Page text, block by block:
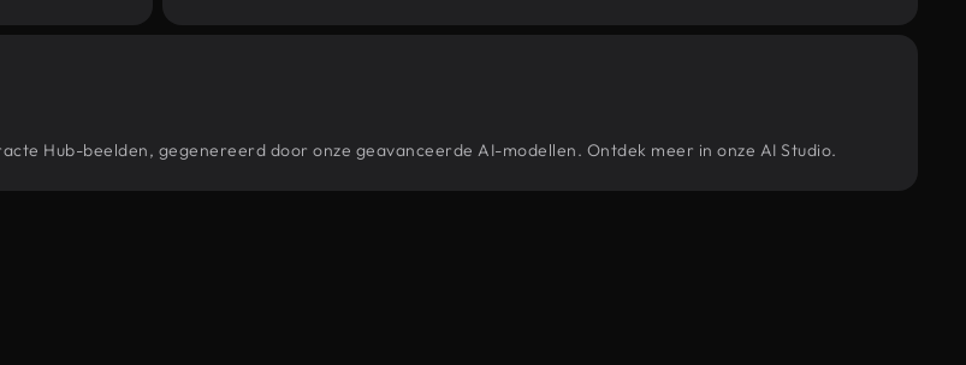
Hub-beelden, gegenereerd door onze geavanceerde AI-modellen. Ontdek meer in onze AI Studio.